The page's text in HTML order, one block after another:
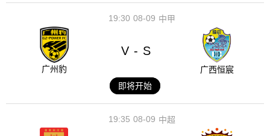
08-09
19:30 中甲
广州豹
V - S
广西恒宸
即将开始
08-09
19:35 中超